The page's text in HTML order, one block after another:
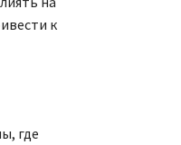
к
где